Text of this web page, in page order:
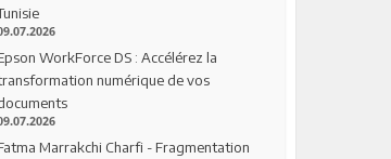
WorkForce DS : Accélérez la
numérique de vos
Marrakchi Charfi - Fragmentation